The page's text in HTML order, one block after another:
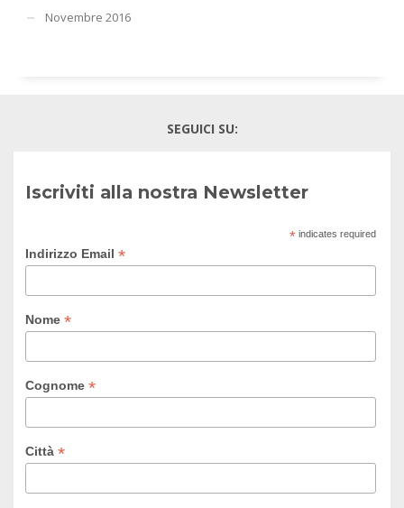
Novembre 2016
SEGUICI SU:
Iscriviti alla nostra Newsletter
*indicates required
Indirizzo Email *
Nome *
Cognome *
Città *